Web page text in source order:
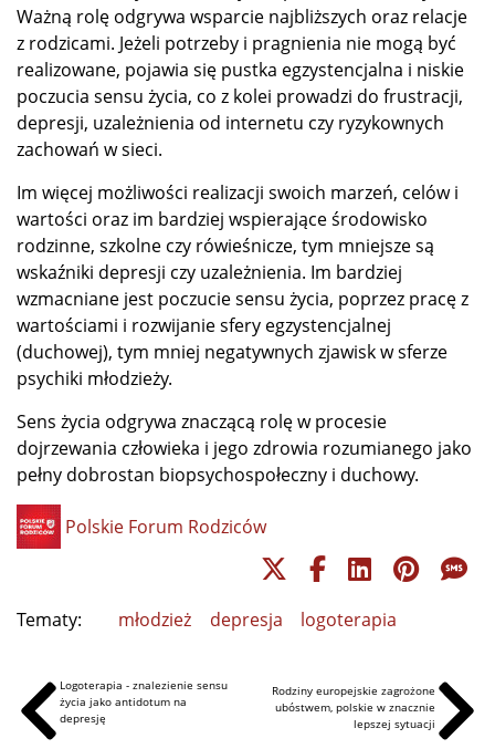
Ważną rolę odgrywa wsparcie najbliższych oraz relacje
z rodzicami. Jeżeli potrzeby i pragnienia nie mogą być
realizowane, pojawia się pustka egzystencjalna i niskie
poczucia sensu życia, co z kolei prowadzi do frustracji,
depresji, uzależnienia od internetu czy ryzykownych
zachowań w sieci.
Im więcej możliwości realizacji swoich marzeń, celów i
wartości oraz im bardziej wspierające środowisko
rodzinne, szkolne czy rówieśnicze, tym mniejsze są
wskaźniki depresji czy uzależnienia. Im bardziej
wzmacniane jest poczucie sensu życia, poprzez pracę z
wartościami i rozwijanie sfery egzystencjalnej
(duchowej), tym mniej negatywnych zjawisk w sferze
psychiki młodzieży.
Sens życia odgrywa znaczącą rolę w procesie
dojrzewania człowieka i jego zdrowia rozumianego jako
pełny dobrostan biopsychospołeczny i duchowy.
Polskie Forum Rodziców
Tematy: młodzież depresja logoterapia
Logoterapia - znalezienie sensu
życia jako antidotum na
depresję
Rodziny europejskie zagrożone
ubóstwem, polskie w znacznie
lepszej sytuacji